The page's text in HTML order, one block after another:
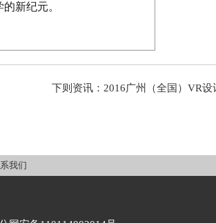
新纪元。
下则资讯： 2016广州（全国）VR
我们